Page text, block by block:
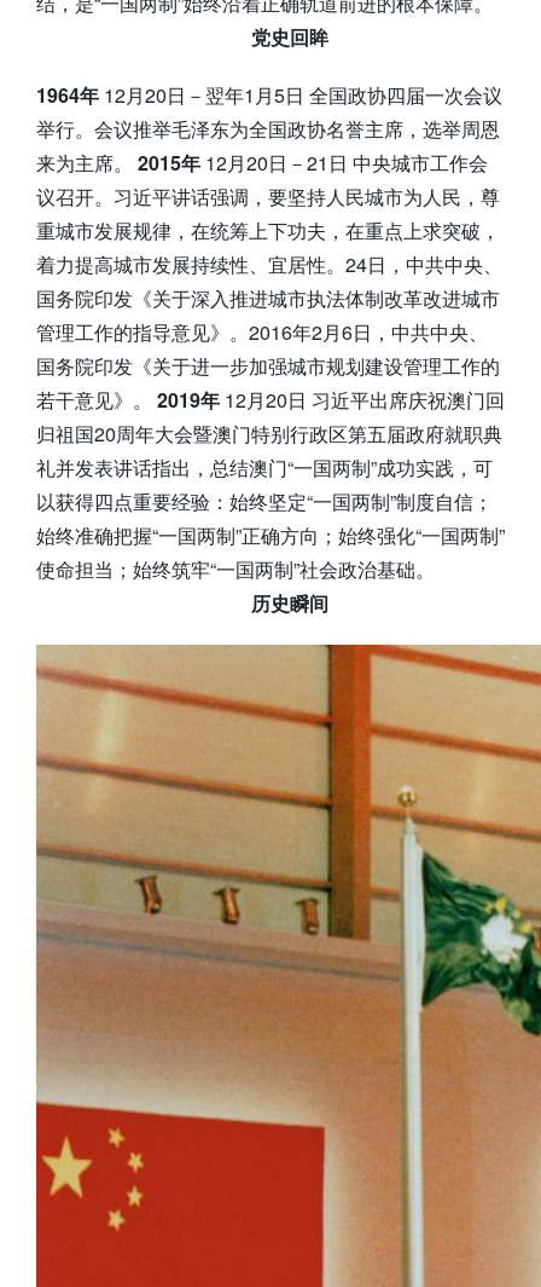
党史回眸
1964年 12月20日－翌年1月5日 全国政协四届一次会议
举行。会议推举毛泽东为全国政协名誉主席，选举周恩
来为主席。 2015年 12月20日－21日 中央城市工作会
议召开。习近平讲话强调，要坚持人民城市为人民，尊
重城市发展规律，在统筹上下功夫，在重点上求突破，
着力提高城市发展持续性、宜居性。24日，中共中央、
国务院印发《关于深入推进城市执法体制改革改进城市
管理工作的指导意见》。2016年2月6日，中共中央、
国务院印发《关于进一步加强城市规划建设管理工作的
若干意见》。 2019年 12月20日 习近平出席庆祝澳门回
归祖国20周年大会暨澳门特别行政区第五届政府就职典
礼并发表讲话指出，总结澳门“一国两制”成功实践，可
以获得四点重要经验：始终坚定“一国两制”制度自信；
始终准确把握“一国两制”正确方向；始终强化“一国两制”
使命担当；始终筑牢“一国两制”社会政治基础。
历史瞬间